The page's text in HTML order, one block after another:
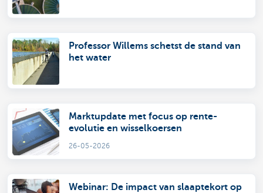
Professor Willems schetst de stand van
het water
Marktupdate met focus op rente-
evolutie en wisselkoersen
26-05-2026
Webinar: De impact van slaaptekort op